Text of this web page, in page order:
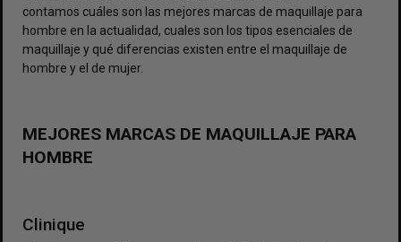
contamos cuáles son las mejores marcas de maquillaje para
hombre en la actualidad, cuales son los tipos esenciales de
maquillaje y qué diferencias existen entre el maquillaje de
hombre y el de mujer.
MEJORES MARCAS DE MAQUILLAJE PARA
HOMBRE
Clinique